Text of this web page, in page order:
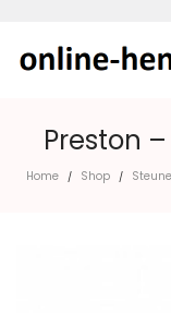
Preston
Home / Shop /